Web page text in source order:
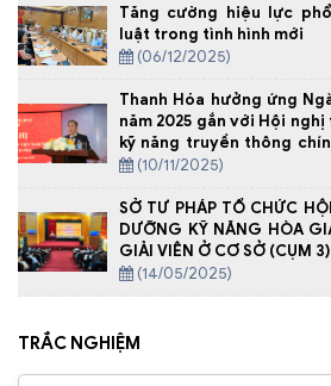
Tăng cường hiệu lực
luật trong tình hình mới
(06/12/2025)
Thanh Hóa hưởng ứng
năm 2025 gắn với Hội
kỹ năng truyền thông
bản pháp luật mới
(10/11/2025)
SỞ TƯ PHÁP TỔ CHỨC
DƯỠNG KỸ NĂNG HÒA
GIẢI VIÊN Ở CƠ SỞ (CỤM 3)
(14/05/2025)
TRẮC NGHIỆM